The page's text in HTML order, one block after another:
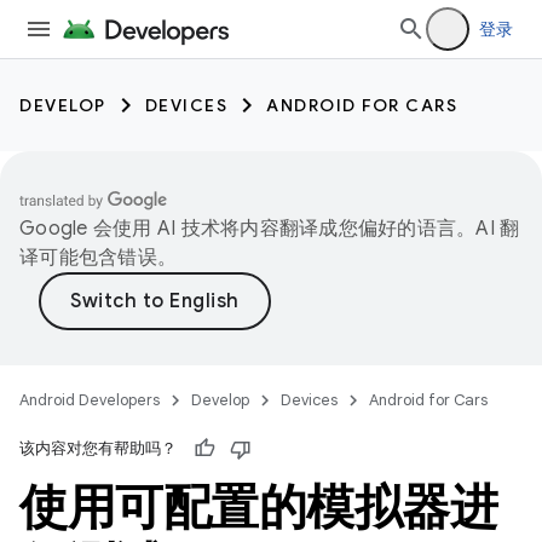
登录
DEVELOP DEVICES ANDROID FOR CARS
Google 会使用 AI 技术将内容翻译成您偏好的语言。AI 翻
译可能包含错误。
Android Developers Develop Devices Android for Cars
该内容对您有帮助吗？
使用可配置的模拟器进